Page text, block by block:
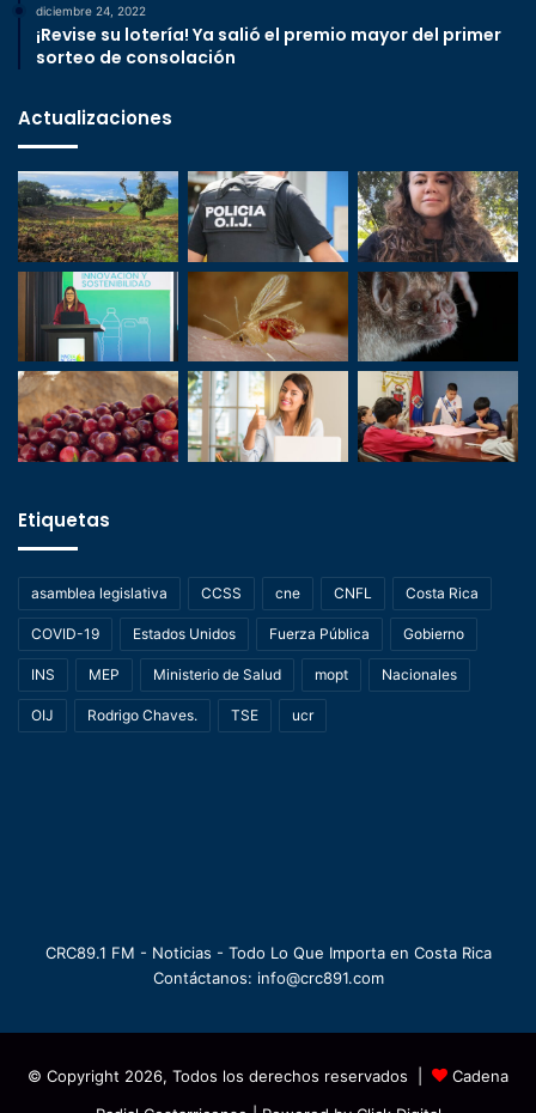
diciembre 24, 2022
¡Revise su lotería! Ya salió el premio mayor del primer
sorteo de consolación
Actualizaciones
Etiquetas
asamblea legislativa CCSS cne CNFL Costa Rica
COVID-19 Estados Unidos Fuerza Pública Gobierno
INS MEP Ministerio de Salud mopt Nacionales
OIJ Rodrigo Chaves. TSE ucr
CRC89.1 FM - Noticias - Todo Lo Que Importa en Costa Rica
Contáctanos: info@crc891.com
© Copyright 2026, Todos los derechos reservados |
Cadena